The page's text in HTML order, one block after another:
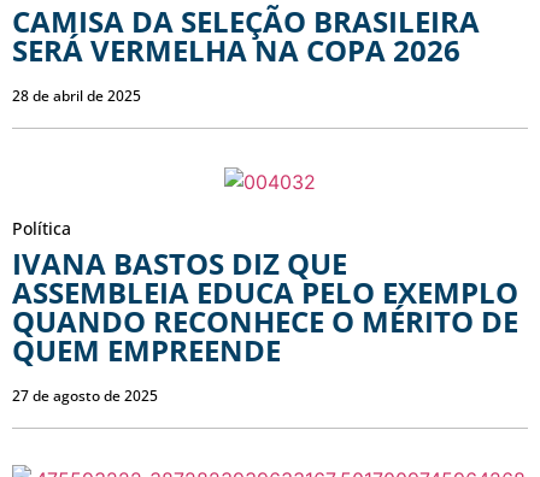
CAMISA DA SELEÇÃO BRASILEIRA
SERÁ VERMELHA NA COPA 2026
28 de abril de 2025
Política
IVANA BASTOS DIZ QUE
ASSEMBLEIA EDUCA PELO EXEMPLO
QUANDO RECONHECE O MÉRITO DE
QUEM EMPREENDE
27 de agosto de 2025